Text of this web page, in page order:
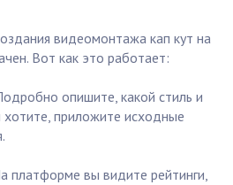
видеомонтажа кап кут на
Вот как это работает:
опишите, какой стиль и
приложите исходные
платформе вы видите рейтинги,